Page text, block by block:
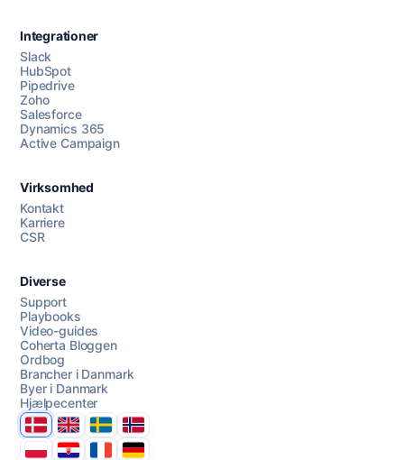
Chat med os
AI Campaign Assist
Integrationer
Slack
HubSpot
Pipedrive
Zoho
Salesforce
Dynamics 365
Active Campaign
Virksomhed
Kontakt
Karriere
CSR
Diverse
Support
Playbooks
Video-guides
Coherta Bloggen
Ordbog
Brancher i Danmark
Byer i Danmark
Hjælpecenter
DanmarkUnited Kingdom
SverigeNorge
PolskaHrvatskaFranceDeutschland